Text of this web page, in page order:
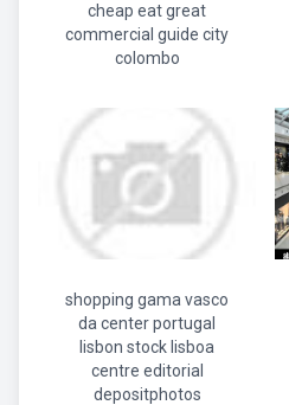
cheap eat great
commercial guide city
colombo
shopping gama vasco
da center portugal
lisbon stock lisboa
centre editorial
depositphotos